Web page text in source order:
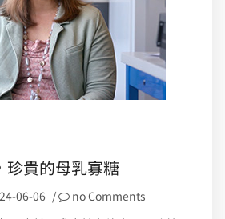
珍貴的母乳寡糖
06-06 / no Comments